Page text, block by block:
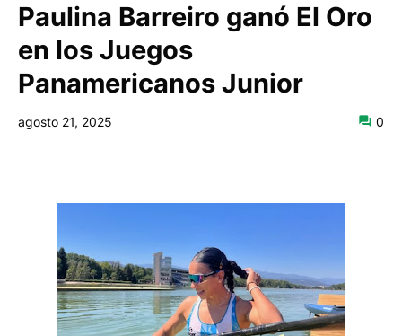
Paulina Barreiro ganó El Oro
en los Juegos
Panamericanos Junior
agosto 21, 2025 0